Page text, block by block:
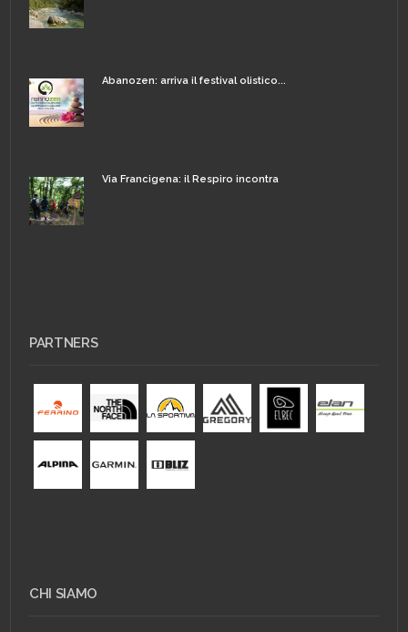
Abanozen: arriva il festival olistico...
Via Francigena: il Respiro incontra
PARTNERS
CHI SIAMO